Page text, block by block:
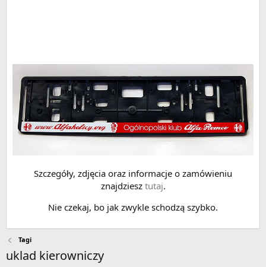
Szczegóły, zdjęcia oraz informacje o zamówieniu
znajdziesz tutaj.
Nie czekaj, bo jak zwykle schodzą szybko.
Tagi
uklad kierowniczy